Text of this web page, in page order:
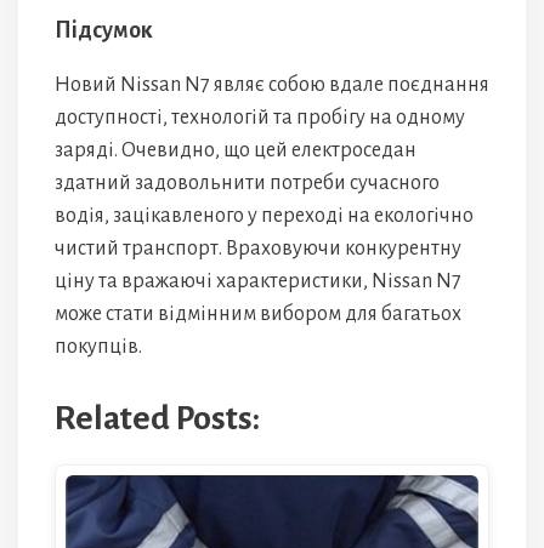
Підсумок
Новий Nissan N7 являє собою вдале поєднання
доступності, технологій та пробігу на одному
заряді. Очевидно, що цей електроседан
здатний задовольнити потреби сучасного
водія, зацікавленого у переході на екологічно
чистий транспорт. Враховуючи конкурентну
ціну та вражаючі характеристики, Nissan N7
може стати відмінним вибором для багатьох
покупців.
Related Posts: